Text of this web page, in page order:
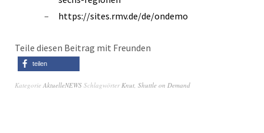
https://sites.rmv.de/de/ondemo
Teile diesen Beitrag mit Freunden
teilen
Kategorie AktuelleNEWS SchlagwörterKnut, Shuttle on Demand